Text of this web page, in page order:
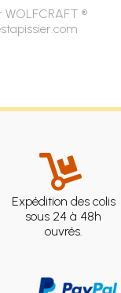
®
Expédition des colis
sous 24 à 48h
ouvrés.